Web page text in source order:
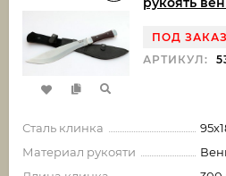
ПОД ЗАКАЗ
АРТИКУЛ:
Сталь клинка
Материал рукояти